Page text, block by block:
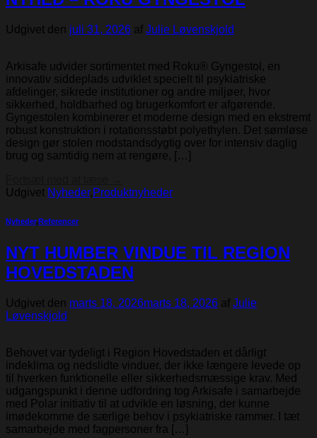
Udgivet den juli 31, 2026 af Julie Løvenskjold
Arkisafe udvider sortimentet med Roku® Gyngestol, en
innovativ siddeplads udviklet specielt til psykiatriske
afdelinger, sikrede institutioner og andre miljøer, hvor
sikkerhed, holdbarhed og brugerkomfort er afgørende.
Gyngestolen kombinerer et moderne design med en ekstremt
robust konstruktion i rotationsstøbt polyethylen. Det sømløse
design gør stolen modstandsdygtig over for intensiv daglig
brug og samtidig nem at rengøre, […]
Udgivet Nyheder,Produktnyheder
Nyheder, Referencer
NYT HUMBER VINDUE TIL REGION
HOVEDSTADEN
Udgivet den marts 18, 2026marts 18, 2026 af Julie
Løvenskjold
Behovet var tydeligt i Region Hovedstaden et dårligt
indeklima og nedslidte vinduer, der ikke længere levede op
til hverken funktionelle eller sikkerhedsmæssige krav. Med
udgangspunkt i denne udfordring tog Arkisafe i samarbejde
med Polar initiativ til at udvikle en løsning, der kunne
imødekomme de særlige behov i psykiatriske rammer. I tæt
samarbejde med fagpersoner fra […]